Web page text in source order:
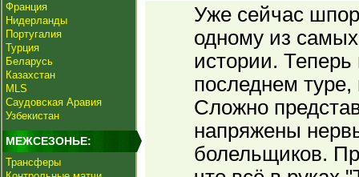
Франция
Нидерланды
Португалия
Турция
Беларусь
Казахстан
MLS
Саудовская Аравия
Узбекистан
МЕЖСЕЗОНЬЕ:
Трансферы
Уже сейчас
одному из
истории.
последнем
Сложно
напряжены
болельщиков.